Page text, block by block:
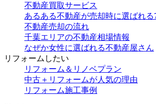
不動産買取サービス
あるある不動産が売却時に選ばれる
不動産売却の流れ
千葉エリアの不動産相場情報
なぜか女性に選ばれる不動産屋さん
リフォームしたい
リフォーム＆リノベプラン
中古＋リフォームが人気の理由
リフォーム施工事例